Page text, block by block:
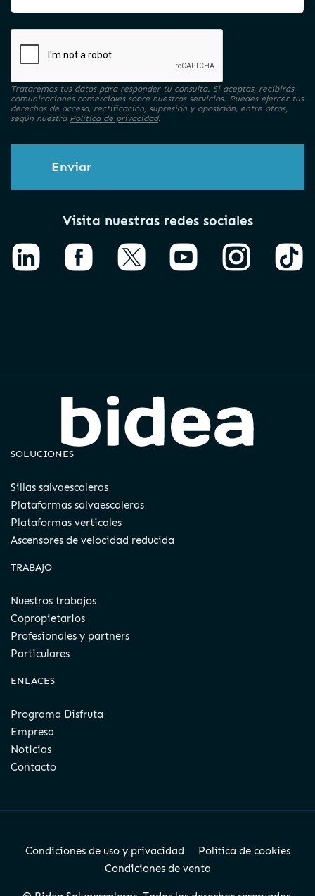
Trataremos tus datos para responder tu consulta. Si aceptas, recibirás
comunicaciones comerciales sobre nuestros servicios. Puedes ejercer tus
derechos de acceso, rectificación, supresión y oposición, entre otros,
según nuestra Política de privacidad.
Enviar
Visita nuestras redes sociales
SOLUCIONES
Sillas salvaescaleras
Plataformas salvaescaleras
Plataformas verticales
Ascensores de velocidad reducida
TRABAJO
Nuestros trabajos
Copropietarios
Profesionales y partners
Particulares
ENLACES
Programa Disfruta
Empresa
Noticias
Contacto
Condiciones de uso y privacidad
Política de cookies
Condiciones de venta